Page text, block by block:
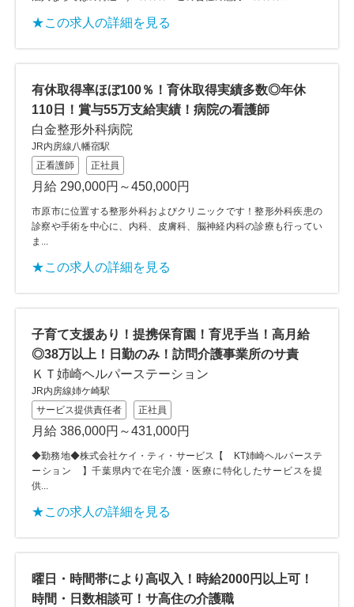
★この求人の詳細を見る
有休取得率ほぼ100％！育休取得実績多数◎年休
110日！賞与55万支給実績！病院の看護師
白金整形外科病院
JR内房線八幡宿駅
正看護師
正社員
月給 290,000円～450,000円
市原市に位置する整形外科およびクリニックです！整形外科疾患の
診察や手術を中心に、内科、皮膚科、脳神経内科の診療も行ってい
ま...
★この求人の詳細を見る
子育て支援あり！提携保育園！育児手当！高月給
◎38万以上！日勤のみ！訪問介護事業所のサ責
ＫＴ姉崎ヘルパーステーション
JR内房線姉ケ崎駅
サービス提供責任者
正社員
月給 386,000円～431,000円
◆勤務地◆株式会社ケイ・ティ・サービス【 KT姉崎ヘルパーステ
ーション 】千葉県内で在宅介護・医療に特化したサービスを提
供...
★この求人の詳細を見る
曜日・時間帯により高収入！時給2000円以上可！
時間・日数相談可！サ高住の介護職